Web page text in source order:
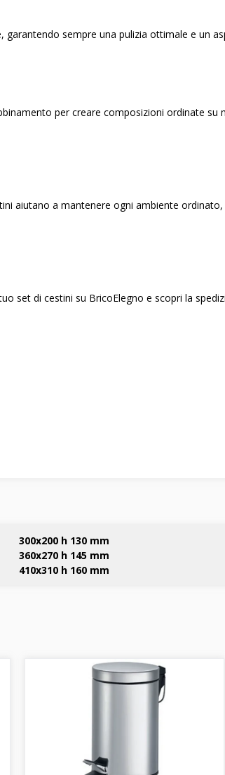
sempre una pulizia ottimale e un
per creare composizioni ordinate su
aiutano a mantenere ogni ambiente
set di cestini su BricoElegno e scopri la
300x200 h 130 mm
360x270 h 145 mm
410x310 h 160 mm